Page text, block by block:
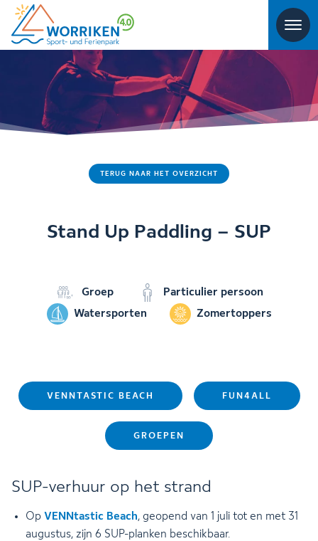
TERUG NAAR HET OVERZICHT
Stand Up Paddling – SUP
Groep
Particulier persoon
Watersporten
Zomertoppers
VENNTASTIC BEACH FUN4ALL
GROEPEN
SUP-verhuur op het strand
Op VENNtastic Beach, geopend van 1 juli tot en met 31
augustus, zijn 6 SUP-planken beschikbaar.